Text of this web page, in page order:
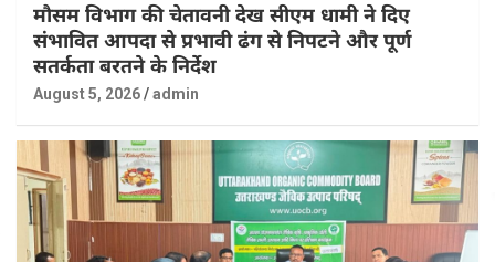
मौसम विभाग की चेतावनी देख सीएम धामी ने दिए
संभावित आपदा से प्रभावी ढंग से निपटने और पूर्ण
सतर्कता बरतने के निर्देश
August 5, 2026 admin